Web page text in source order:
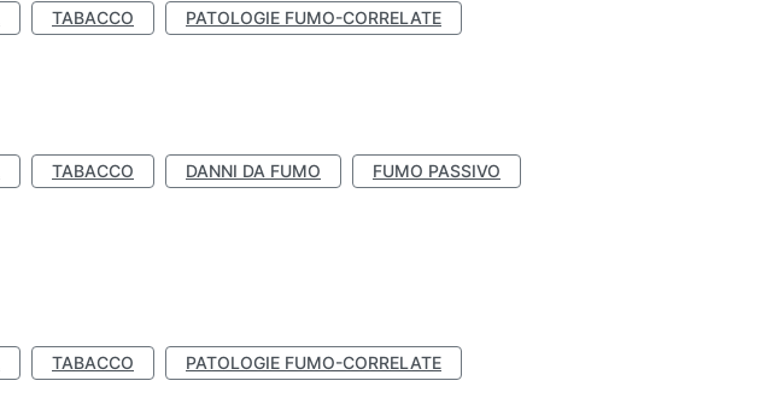
TABACCO PATOLOGIE FUMO-CORRELATE
TABACCO DANNI DA FUMO
FUMO PASSIVO
TABACCO PATOLOGIE FUMO-CORRELATE